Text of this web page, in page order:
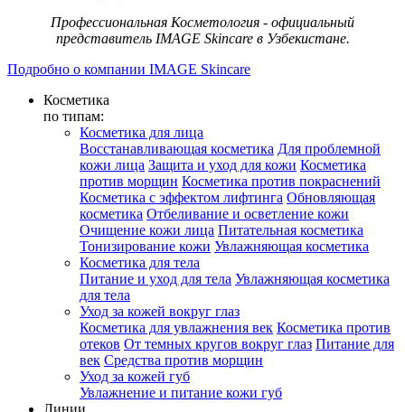
Профессиональная Косметология - официальный
представитель IMAGE Skincare в Узбекистане.
Подробно о компании IMAGE Skincare
Косметика
по типам:
Косметика для лица
Восстанавливающая косметика Для проблемной
кожи лица Защита и уход для кожи Косметика
против морщин Косметика против покраснений
Косметика с эффектом лифтинга Обновляющая
косметика Отбеливание и осветление кожи
Очищение кожи лица Питательная косметика
Тонизирование кожи Увлажняющая косметика
Косметика для тела
Питание и уход для тела Увлажняющая косметика
для тела
Уход за кожей вокруг глаз
Косметика для увлажнения век Косметика против
отеков От темных кругов вокруг глаз Питание для
век Средства против морщин
Уход за кожей губ
Увлажнение и питание кожи губ
Линии